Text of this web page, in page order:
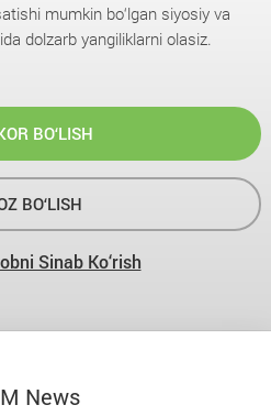
mumkin bo‘lgan siyosiy va
dolzarb yangiliklarni olasiz.
BO‘LISH
BO‘LISH
Sinab Ko‘rish
News